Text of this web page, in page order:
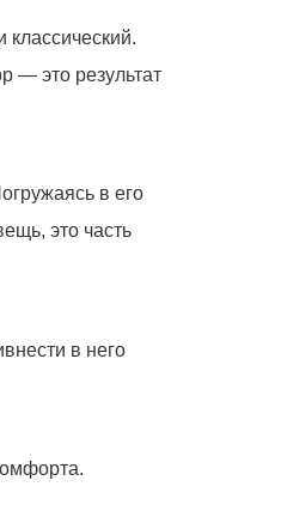
— это результат
в его
это часть
в него